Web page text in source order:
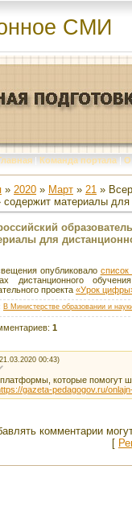
СМИ
| Команда портала | О
» 2020 » Март » 21 »
материалы для
для
опубликовало список
дистанционного
проекта «Урок
В Министерстве образовании и
: 1
00:43)
которые помогут
gazeta-pedagogov.ru/
комментарии
[